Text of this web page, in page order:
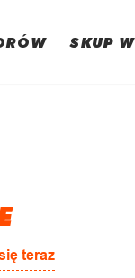
SKUP
teraz